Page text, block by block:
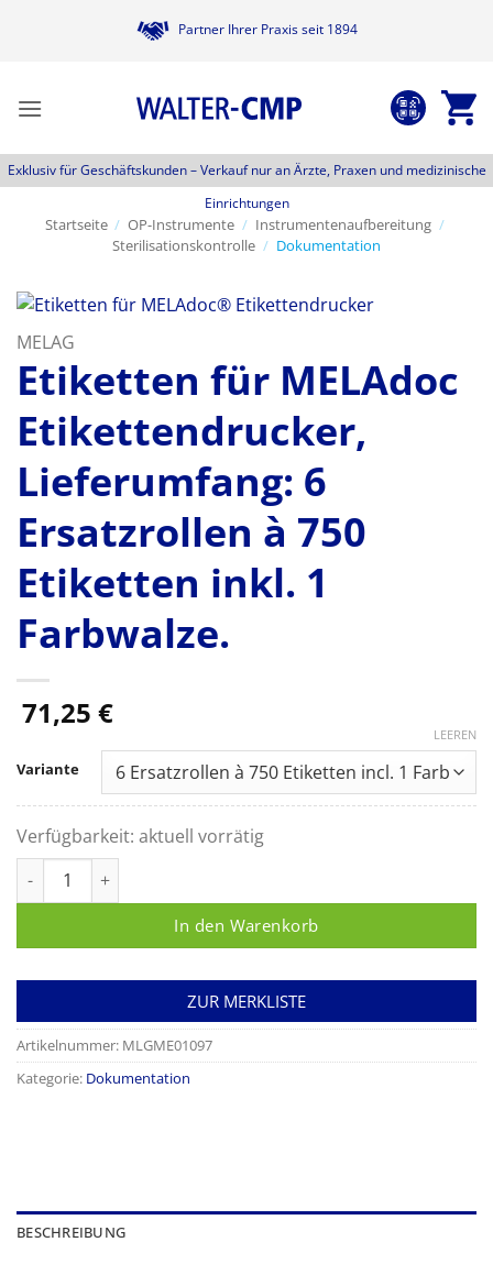
Partner Ihrer Praxis seit 1894
Exklusiv für Geschäftskunden –Verkauf nur an Ärzte, Praxen und medizinische
Einrichtungen
Startseite / OP-Instrumente / Instrumentenaufbereitung /
Sterilisationskontrolle / Dokumentation
MELAG
Etiketten für MELAdoc
Etikettendrucker,
Lieferumfang: 6
Ersatzrollen à 750
Etiketten inkl. 1
Farbwalze.
71,25 €
Variante
LEEREN
Verfügbarkeit: aktuell vorrätig
In den Warenkorb
ZUR MERKLISTE
Artikelnummer: MLGME01097
Kategorie: Dokumentation
BESCHREIBUNG